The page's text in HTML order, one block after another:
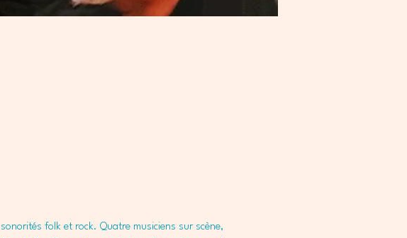
folk et rock. Quatre musiciens sur scène,